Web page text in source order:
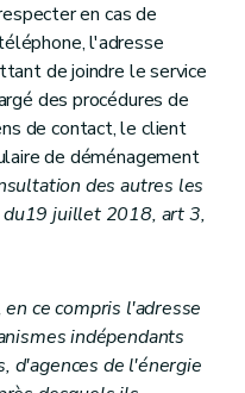
en cas de
l'adresse
de joindre le service
des procédures de
de contact, le client
de déménagement
des autres les
juillet 2018, art 3,
ce compris l'adresse
indépendants
d'agences de l'énergie